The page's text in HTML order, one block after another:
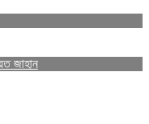
জাহান